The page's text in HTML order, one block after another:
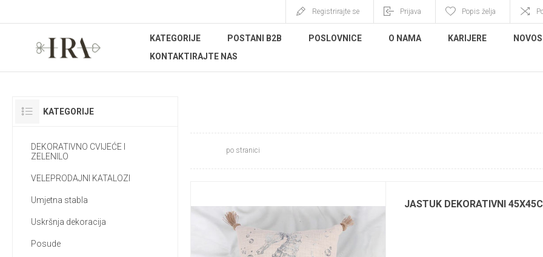
Registrirajte se Prijava Popis želja
KATEGORIJE POSTANI B2B POSLOVNICE O NAMA KARIJERE
KONTAKTIRAJTE NAS
po stranici
JASTUK DEKORATIVNI
KATEGORIJE
DEKORATIVNO CVIJEĆE I
ZELENILO
VELEPRODAJNI KATALOZI
Umjetna stabla
Uskršnja dekoracija
Posude